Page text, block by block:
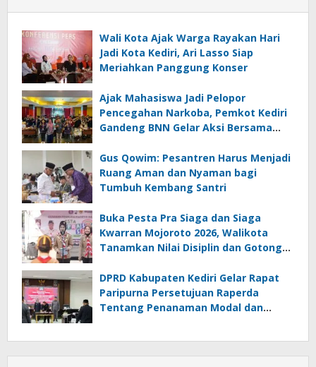
Wali Kota Ajak Warga Rayakan Hari
Jadi Kota Kediri, Ari Lasso Siap
Meriahkan Panggung Konser
Ajak Mahasiswa Jadi Pelopor
Pencegahan Narkoba, Pemkot Kediri
Gandeng BNN Gelar Aksi Bersama
Gus Qowim: Pesantren Harus Menjadi
Ruang Aman dan Nyaman bagi
Tumbuh Kembang Santri
Buka Pesta Pra Siaga dan Siaga
Kwarran Mojoroto 2026, Walikota
Tanamkan Nilai Disiplin dan Gotong
DPRD Kabupaten Kediri Gelar Rapat
Paripurna Persetujuan Raperda
Tentang Penanaman Modal dan